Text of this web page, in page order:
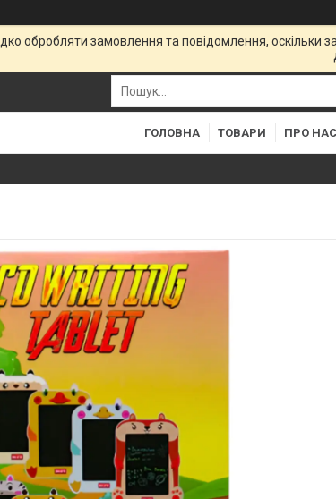
обробляти замовлення та повідомлення, оскільки
ГОЛОВНА ТОВАРИ ПРО НАС